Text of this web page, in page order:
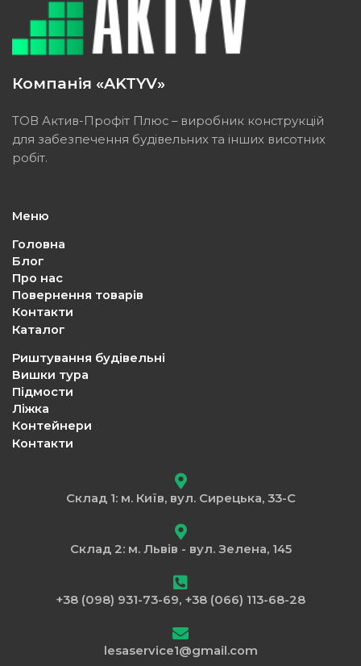
Компанія «AKTYV»
ТОВ Актив-Профіт Плюс – виробник конструкцій
для забезпечення будівельних та інших висотних
робіт.
Меню
Головна
Блог
Про нас
Повернення товарів
Контакти
Каталог
Риштування будівельні
Вишки тура
Підмости
Ліжка
Контейнери
Контакти
Склад 1: м. Київ, вул. Сирецька, 33-С
Склад 2: м. Львів - вул. Зелена, 145
+38 (098) 931-73-69, +38 (066) 113-68-28
lesaservice1@gmail.com